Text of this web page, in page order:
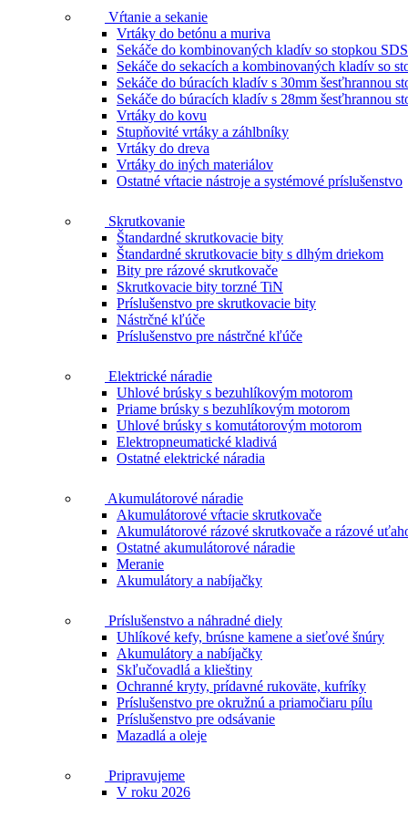
Vŕtanie a sekanie
Vrtáky do betónu a muriva
Sekáče do kombinovaných kladív so stopkou
Sekáče do sekacích a kombinovaných kladív so
Sekáče do búracích kladív s 30mm šesťhrannou
Sekáče do búracích kladív s 28mm šesťhrannou
Vrtáky do kovu
Stupňovité vrtáky a záhlbníky
Vrtáky do dreva
Vrtáky do iných materiálov
Ostatné vŕtacie nástroje a systémové príslušenstvo
Skrutkovanie
Štandardné skrutkovacie bity
Štandardné skrutkovacie bity s dlhým driekom
Bity pre rázové skrutkovače
Skrutkovacie bity torzné TiN
Príslušenstvo pre skrutkovacie bity
Nástrčné kľúče
Príslušenstvo pre nástrčné kľúče
Elektrické náradie
Uhlové brúsky s bezuhlíkovým motorom
Priame brúsky s bezuhlíkovým motorom
Uhlové brúsky s komutátorovým motorom
Elektropneumatické kladivá
Ostatné elektrické náradia
Akumulátorové náradie
Akumulátorové vŕtacie skrutkovače
Akumulátorové rázové skrutkovače a rázové
Ostatné akumulátorové náradie
Meranie
Akumulátory a nabíjačky
Príslušenstvo a náhradné diely
Uhlíkové kefy, brúsne kamene a sieťové šnúry
Akumulátory a nabíjačky
Skľučovadlá a klieštiny
Ochranné kryty, prídavné rukoväte, kufríky
Príslušenstvo pre okružnú a priamočiaru pílu
Príslušenstvo pre odsávanie
Mazadlá a oleje
Pripravujeme
V roku 2026